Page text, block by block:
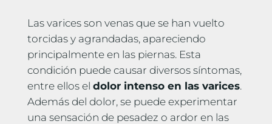
Las varices son venas que se han vuelto
torcidas y agrandadas, apareciendo
principalmente en las piernas. Esta
condición puede causar diversos síntomas,
entre ellos el dolor intenso en las varices.
Además del dolor, se puede experimentar
una sensación de pesadez o ardor en las